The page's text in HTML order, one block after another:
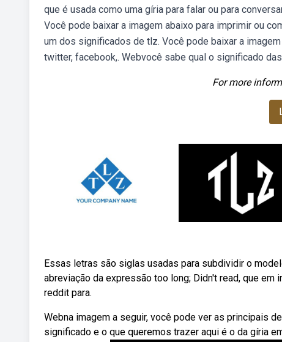
que é usada como uma gíria para falar ou para
Você pode baixar a imagem abaixo para imprimir ou
um dos significados de tlz. Você pode baixar a
twitter, facebook,. Webvocê sabe qual o significado
For more
Essas letras são siglas usadas para subdividir o
abreviação da expressão too long; Didn't read, que
reddit para.
Webna imagem a seguir, você pode ver as principais
significado e o que queremos trazer aqui é o da gíria